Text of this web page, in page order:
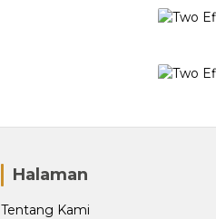
Halaman
Tentang Kami